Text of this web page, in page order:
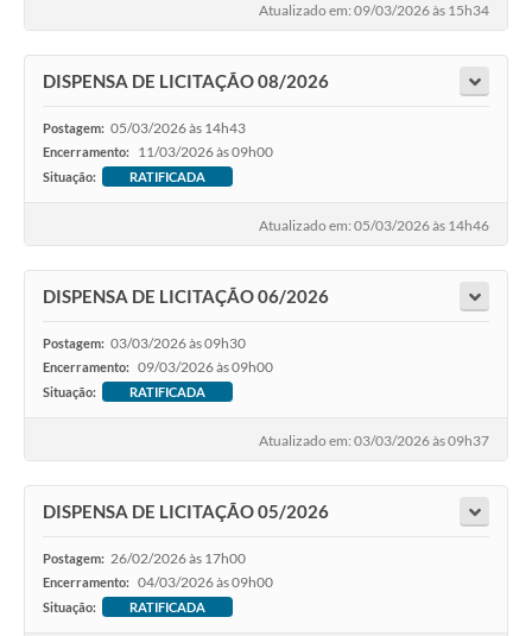
Atualizado em: 09/03/2026 às 15h34
DISPENSA DE LICITAÇÃO 08/2026
Postagem: 05/03/2026 às 14h43
Encerramento: 11/03/2026 às 09h00
Situação: RATIFICADA
Atualizado em: 05/03/2026 às 14h46
DISPENSA DE LICITAÇÃO 06/2026
Postagem: 03/03/2026 às 09h30
Encerramento: 09/03/2026 às 09h00
Situação: RATIFICADA
Atualizado em: 03/03/2026 às 09h37
DISPENSA DE LICITAÇÃO 05/2026
Postagem: 26/02/2026 às 17h00
Encerramento: 04/03/2026 às 09h00
Situação: RATIFICADA